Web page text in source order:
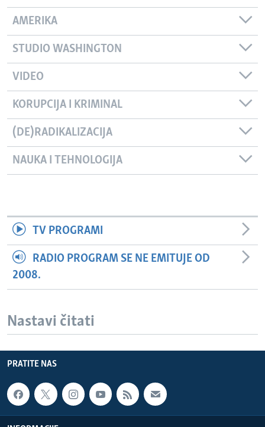
AMERIKA
STUDIO WASHINGTON
VIDEO
KORUPCIJA I KRIMINAL
(DE)RADIKALIZACIJA
NAUKA I TEHNOLOGIJA
TV PROGRAMI
RADIO PROGRAM SE NE EMITUJE OD
2008.
Nastavi čitati
PRATITE NAS